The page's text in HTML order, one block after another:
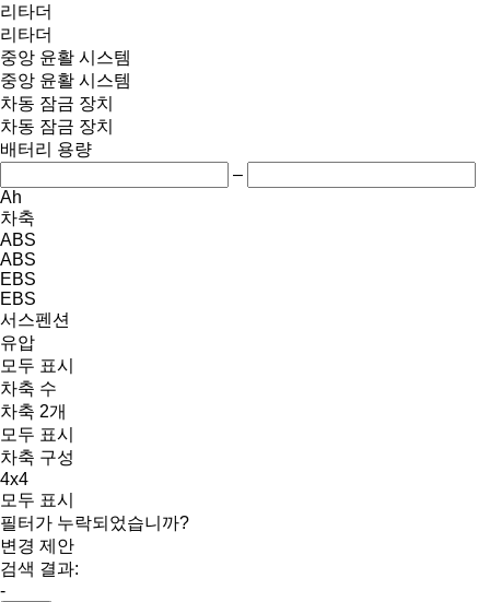
리타더
리타더
중앙 윤활 시스템
중앙 윤활 시스템
차동 잠금 장치
차동 잠금 장치
배터리 용량
–
Ah
차축
ABS
ABS
EBS
EBS
서스펜션
유압
모두 표시
차축 수
차축 2개
모두 표시
차축 구성
4x4
모두 표시
필터가 누락되었습니까?
변경 제안
검색 결과:
-